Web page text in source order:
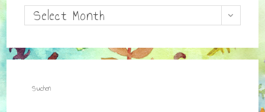
ArchivSelect Month